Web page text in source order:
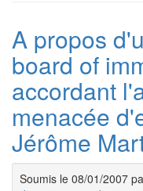
A propos
board of
accordant
menacée
Jérôme
Soumis le 08/01/2007